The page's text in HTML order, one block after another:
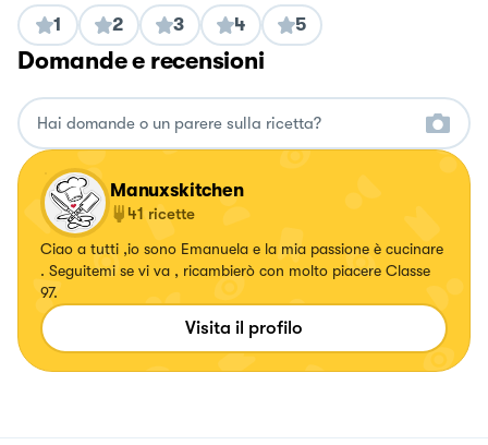
1 2 3 4 5
Domande e recensioni
Manuxskitchen
41 ricette
Ciao a tutti ,io sono Emanuela e la mia passione è cucinare
. Seguitemi se vi va , ricambierò con molto piacere Classe
97.
Visita il profilo